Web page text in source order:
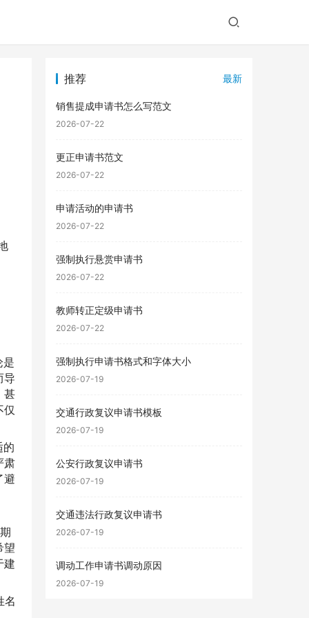
是
导
甚
仅
的
肃
避
望
建
名
推荐 最新
销售提成申请书怎么写范文
2026-07-22
更正申请书范文
2026-07-22
申请活动的申请书
2026-07-22
强制执行悬赏申请书
2026-07-22
教师转正定级申请书
2026-07-22
强制执行申请书格式和字体大小
2026-07-19
交通行政复议申请书模板
2026-07-19
公安行政复议申请书
2026-07-19
交通违法行政复议申请书
2026-07-19
调动工作申请书调动原因
2026-07-19